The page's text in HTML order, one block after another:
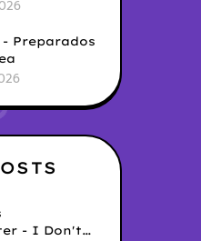
Preparados
- I Don't